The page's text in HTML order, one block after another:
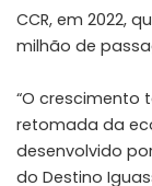
CCR, em 2022,
milhão de
“O crescimento
retomada da
desenvolvido
do Destino